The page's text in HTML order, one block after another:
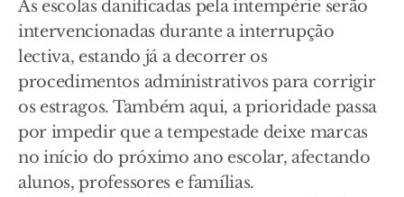
As escolas danificadas pela intempérie serão
intervencionadas durante a interrupção
lectiva, estando já a decorrer os
procedimentos administrativos para corrigir
os estragos. Também aqui, a prioridade passa
por impedir que a tempestade deixe marcas
no início do próximo ano escolar, afectando
alunos, professores e famílias.